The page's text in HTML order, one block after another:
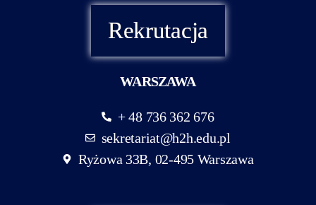
Rekrutacja
WARSZAWA
+ 48 736 362 676
sekretariat@h2h.edu.pl
Ryżowa 33B, 02-495 Warszawa